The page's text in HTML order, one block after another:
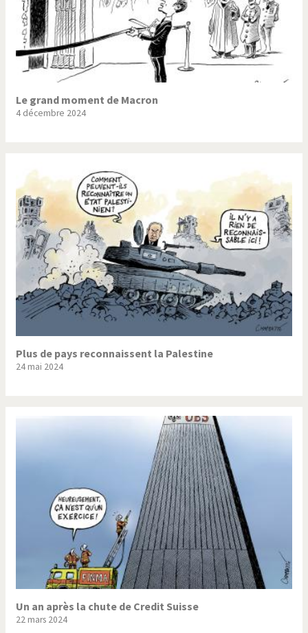
Le grand moment de Macron
4 décembre 2024
Plus de pays reconnaissent la Palestine
24 mai 2024
Un an après la chute de Credit Suisse
22 mars 2024